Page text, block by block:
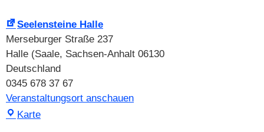
Seelensteine Halle
Merseburger Straße 237
Halle (Saale, Sachsen-Anhalt 06130
Deutschland
0345 678 37 67
Veranstaltungsort anschauen
KarteSeelensteine